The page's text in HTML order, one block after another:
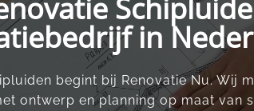
in
begint bij Renovatie Nu.​ Wij
ontwerp en planning op maat van